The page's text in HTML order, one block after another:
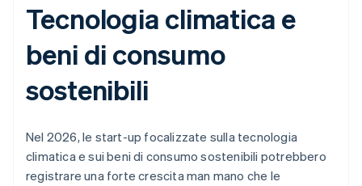
Tecnologia climatica e
beni di consumo
sostenibili
Nel 2026, le start-up focalizzate sulla tecnologia
climatica e sui beni di consumo sostenibili potrebbero
registrare una forte crescita man mano che le